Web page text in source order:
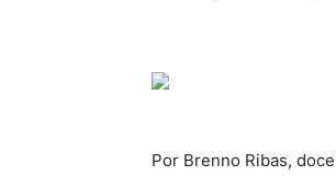
Por Brenno Ribas,